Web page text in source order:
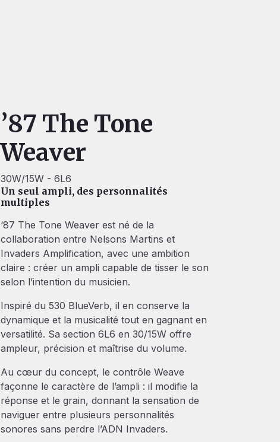
’87 The Tone
Weaver
30W/15W - 6L6
Un seul ampli, des personnalités
multiples
‘87 The Tone Weaver est né de la
collaboration entre Nelsons Martins et
Invaders Amplification, avec une ambition
claire : créer un ampli capable de tisser le son
selon l’intention du musicien.
Inspiré du 530 BlueVerb, il en conserve la
dynamique et la musicalité tout en gagnant en
versatilité. Sa section 6L6 en 30/15W offre
ampleur, précision et maîtrise du volume.
Au cœur du concept, le contrôle Weave
façonne le caractère de l’ampli : il modifie la
réponse et le grain, donnant la sensation de
naviguer entre plusieurs personnalités
sonores sans perdre l’ADN Invaders.